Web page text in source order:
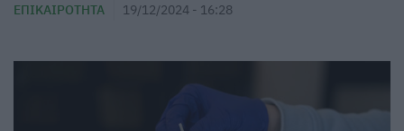
ΕΠΙΚΑΙΡΌΤΗΤΑ 19/12/2024 - 16:28